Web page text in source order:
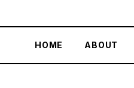
HOME ABOUT